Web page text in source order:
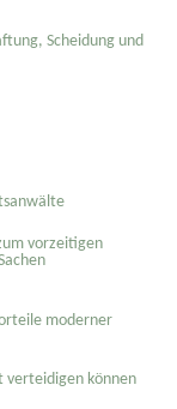
Scheidung und
vorzeitigen
moderner
verteidigen können